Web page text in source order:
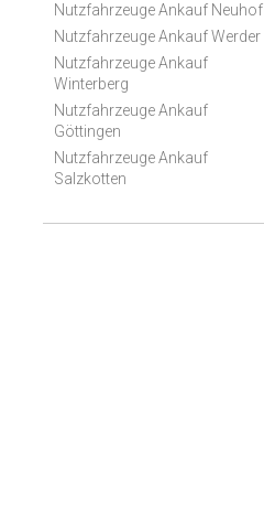
Nutzfahrzeuge Ankauf Neuhof
Nutzfahrzeuge Ankauf Werder
Nutzfahrzeuge Ankauf
Winterberg
Nutzfahrzeuge Ankauf
Göttingen
Nutzfahrzeuge Ankauf
Salzkotten